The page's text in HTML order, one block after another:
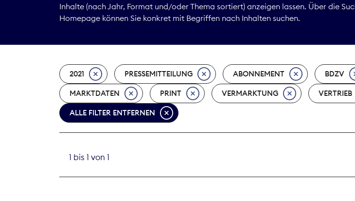
Service
Inhalte (nach Jahr, Format und/oder Thema sortiert) anzeigen lassen. Über die
Homepage können Sie konkret mit Begriffen nach Inhalten suchen.
2021 PRESSEMITTEILUNG ABONNEMENT BDZV
MARKTDATEN PRINT VERMARKTUNG VERTRIEB
ALLE FILTER ENTFERNEN
1 bis 1 von 1